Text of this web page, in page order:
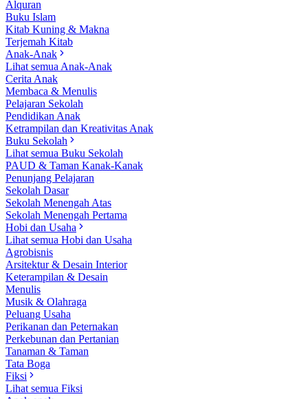
Alquran
Buku Islam
Kitab Kuning & Makna
Terjemah Kitab
Anak-Anak
Lihat semua Anak-Anak
Cerita Anak
Membaca & Menulis
Pelajaran Sekolah
Pendidikan Anak
Ketrampilan dan Kreativitas Anak
Buku Sekolah
Lihat semua Buku Sekolah
PAUD & Taman Kanak-Kanak
Penunjang Pelajaran
Sekolah Dasar
Sekolah Menengah Atas
Sekolah Menengah Pertama
Hobi dan Usaha
Lihat semua Hobi dan Usaha
Agrobisnis
Arsitektur & Desain Interior
Keterampilan & Desain
Menulis
Musik & Olahraga
Peluang Usaha
Perikanan dan Peternakan
Perkebunan dan Pertanian
Tanaman & Taman
Tata Boga
Fiksi
Lihat semua Fiksi